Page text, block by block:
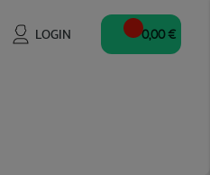
LOGIN 0,00 €